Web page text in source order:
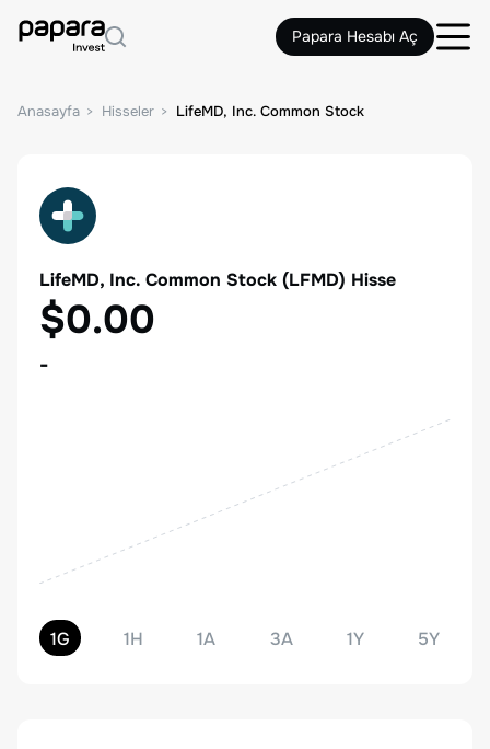
Papara Hesabı Aç
Anasayfa Hisseler LifeMD, Inc. Common Stock
LifeMD, Inc. Common Stock (LFMD) Hisse
$0.00
-
1G 1H 1A 3A 1Y 5Y